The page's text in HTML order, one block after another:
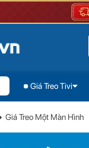
Giá Treo Tivi
Đánh giá
Giá Treo Một Màn Hình